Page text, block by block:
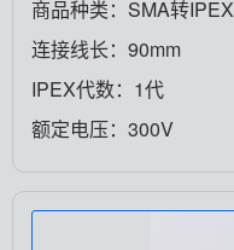
商品种类：SMA转IPEX
连接线长：90mm
IPEX代数：1代
额定电压：300V